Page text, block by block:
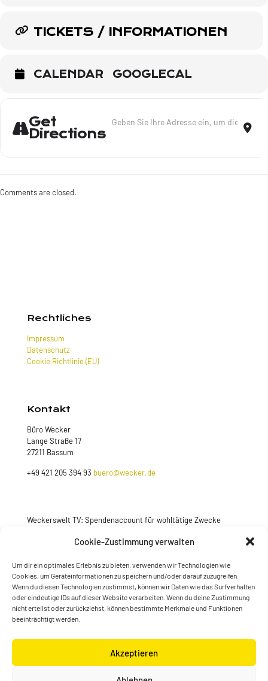
Cookie-Zustimmung verwalten
Um dir ein optimales Erlebnis zu bieten, verwenden wir Technologien wie
Cookies, um Geräteinformationen zu speichern und/oder darauf zuzugreifen.
Wenn du diesen Technologien zustimmst, können wir Daten wie das Surfverhalten
oder eindeutige IDs auf dieser Website verarbeiten. Wenn du deine Zustimmung
nicht erteilst oder zurückziehst, können bestimmte Merkmale und Funktionen
beeinträchtigt werden.
Akzeptieren
TICKETS / INFORMATIONEN
CALENDAR GOOGLECAL
Get
Directions
Comments are closed.
Rechtliches
Impressum
Datenschutz
Cookie Richtlinie (EU)
Kontakt
Büro Wecker
Lange Straße 17
27211 Bassum
+49 421 205 394 93 buero@wecker.de
Weckerswelt TV: Spendenaccount für wohltätige Zwecke
Jetzt spenden
© Konstantin Wecker | gestaltet von